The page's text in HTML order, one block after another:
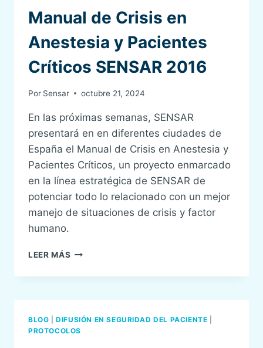
PAST,
PRESENT,
AND
FUTURE
Manual de Crisis en
Anestesia y Pacientes
Críticos SENSAR 2016
Por Sensar octubre 21, 2024
En las próximas semanas, SENSAR
presentará en en diferentes ciudades de
España el Manual de Crisis en Anestesia y
Pacientes Críticos, un proyecto enmarcado
en la línea estratégica de SENSAR de
potenciar todo lo relacionado con un mejor
manejo de situaciones de crisis y factor
humano.
LEER MÁS MANUAL
CRISIS
BLOG |DIFUSIÓN EN SEGURIDAD DEL PACIENTE
PROTOCOLOS